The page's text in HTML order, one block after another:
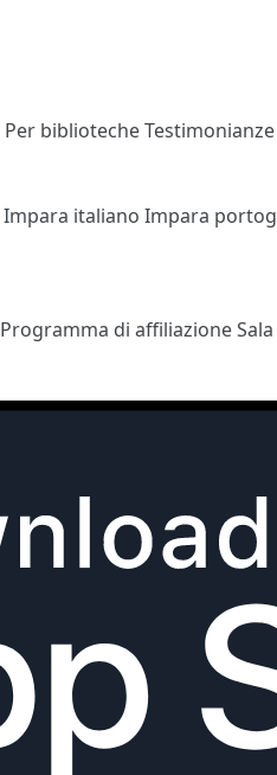
Per bibliotecheTestimonianze
Impara italiano Impara
Programma di affiliazione